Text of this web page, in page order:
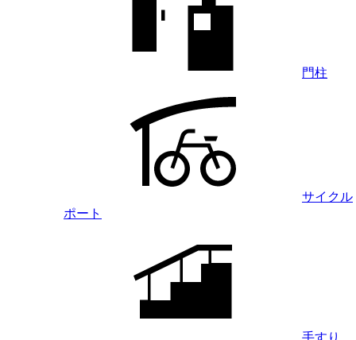
門柱
サイクル
ポート
手すり